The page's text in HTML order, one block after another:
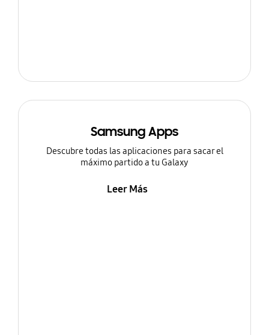
Samsung Apps
Descubre todas las aplicaciones para sacar el
máximo partido a tu Galaxy
Leer Más